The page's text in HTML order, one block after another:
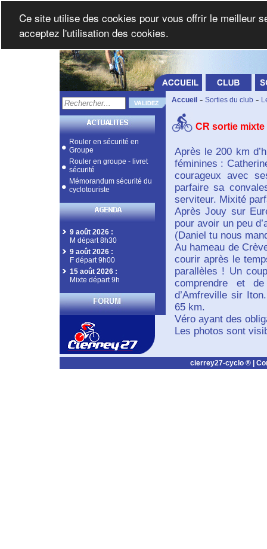
Rouler en sécurité en
Groupe
Rouler en groupe - livret
sécurité
Mémorandum sécurité du
cyclotouriste
9 août 2026 :
M départ 8h30
9 août 2026 :
F départ 9h00
15 août 2026 :
Mixte départ 9h
Accueil - Sorties du club -
CR sortie mixte
Après le 200 km
féminines :
courageux avec
parfaire sa
serviteur. Mixité
Après Jouy sur
pour avoir un peu
(Daniel tu nous
Au hameau de
courir après le
parallèles ! Un
comprendre et
d’Amfreville sir
65 km.
Véro ayant des
Les photos sont
cierrey27-cyclo ® |
Ce site utilise des cookies pour vous offrir le meilleur
acceptez l'utilisation des cookies.